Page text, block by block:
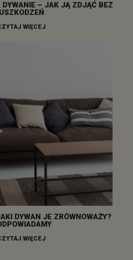
DYWANIE – JAK JĄ ZDJĄĆ BEZ
USZKODZEŃ
WIĘCEJ
DYWAN JE ZRÓWNOWAŻY?
WIĘCEJ